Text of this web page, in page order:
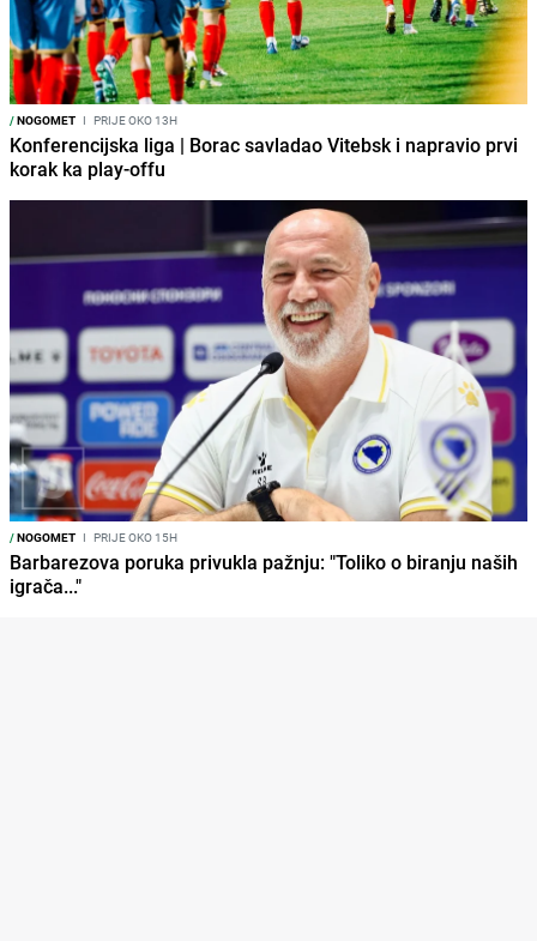
/NOGOMET I PRIJE OKO 13H
Konferencijska liga | Borac savladao Vitebsk i napravio prvi
korak ka play-offu
/NOGOMET I PRIJE OKO 15H
Barbarezova poruka privukla pažnju: "Toliko o biranju naših
igrača..."